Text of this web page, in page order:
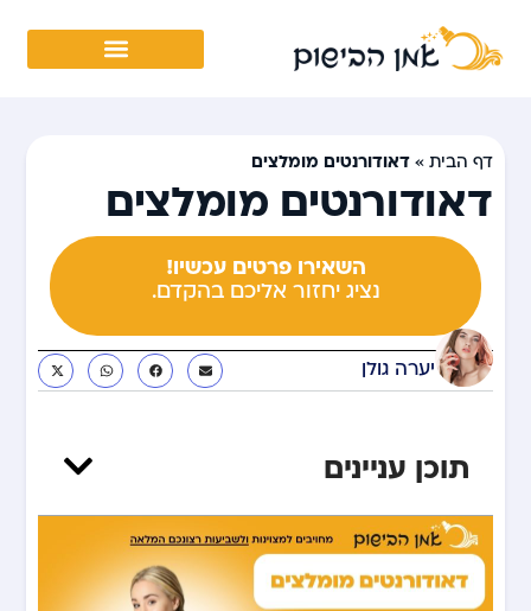
דף הבית »דאודורנטים מומלצים
דאודורנטים מומלצים
השאירו פרטים עכשיו!
נציג יחזור אליכם בהקדם.
יערה גולן
תוכן עניינים